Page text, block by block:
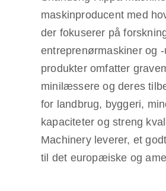
maskinproducent med
der fokuserer på
entreprenørmaskiner og
produkter omfatter
minilæssere og deres
for landbrug, byggeri,
kapaciteter og streng
Machinery leverer, et
til det europæiske og